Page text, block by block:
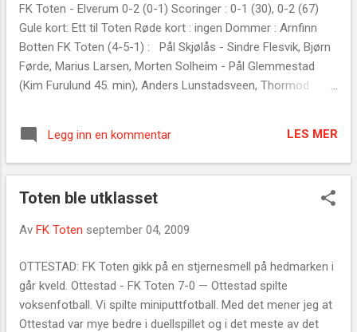
FK Toten - Elverum 0-2 (0-1) Scoringer : 0-1 (30), 0-2 (67)
Gule kort: Ett til Toten Røde kort : ingen Dommer : Arnfinn
Botten FK Toten (4-5-1) : Pål Skjølås - Sindre Flesvik, Bjørn
Førde, Marius Larsen, Morten Solheim - Pål Glemmestad
(Kim Furulund 45. min), Anders Lunstadsveen, Thormod
for FK Toten. Totningene var sugne på seier, og holdt bra
følge i en jevnspilt kamp. Dessverre ble det skapt for få
Legg inn en kommentar LES MER
Toten ble utklasset
Av FK Toten september 04, 2009
OTTESTAD: FK Toten gikk på en stjernesmell på hedmarken i
går kveld. Ottestad - FK Toten 7-0 — Ottestad spilte
voksenfotball. Vi spilte miniputtfotball. Med det mener jeg at
Ottestad var mye bedre i duellspillet og i det meste av det